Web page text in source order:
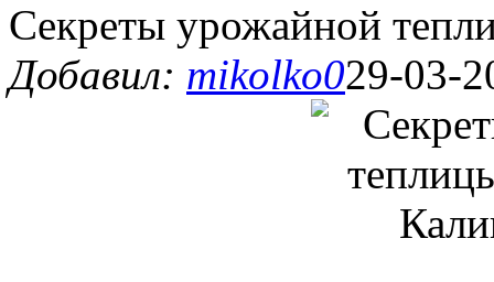
Секреты урожайной
Добавил: mikolko029-03-